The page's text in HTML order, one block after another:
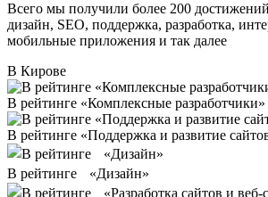
Всего мы получили более 200
дизайн, SEO, поддержка, разработка,
мобильные приложения и так далее
В Кирове
В рейтинге «Комплексные разработчики»
В рейтинге «Поддержка и развитие
В рейтинге «Дизайн»